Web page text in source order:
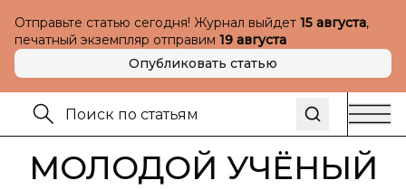
Отправьте статью сегодня! Журнал выйдет 15 августа,
печатный экземпляр отправим 19 августа
Опубликовать статью
МОЛОДОЙ УЧЁНЫЙ